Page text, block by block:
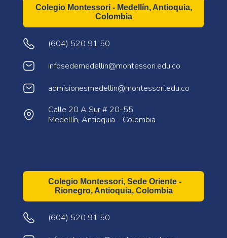
Colegio Montessori - Medellín, Antioquia,
Colombia
(604) 520 91 50
infosedemedellin@montessori.edu.co
admisionesmedellin@montessori.edu.co
Calle 20 A Sur # 20-55
Medellín, Antioquia - Colombia
Colegio Montessori, Sede Oriente -
Rionegro, Antioquia, Colombia
(604) 520 91 50